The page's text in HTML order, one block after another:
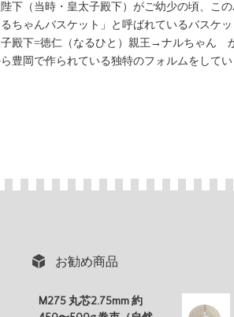
下（当時・皇太子殿下）がご幼少の頃、こ
るちゃんバスケット」と呼ばれているバスケッ
殿下=徳仁（なるひと）親王→ナルちゃん
豊岡で作られている独特のフォルムをして
お勧め商品
M275 丸芯2.75mm 約